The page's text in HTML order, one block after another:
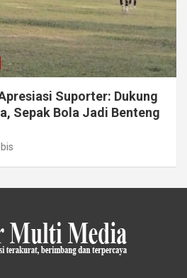
Suporter: Dukung
Sepak Bola Jadi Benteng